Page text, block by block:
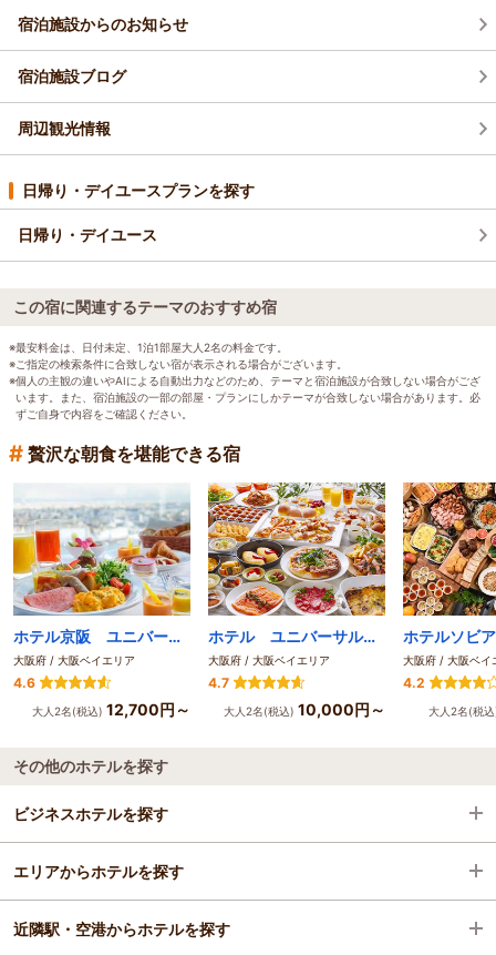
宿泊施設からのお知らせ
宿泊施設ブログ
周辺観光情報
日帰り・デイユースプランを探す
日帰り・デイユース
この宿に関連するテーマのおすすめ宿
※最安料金は、日付未定、1泊1部屋大人2名の料金です。
※ご指定の検索条件に合致しない宿が表示される場合がございます。
※個人の主観の違いやAIによる自動出力などのため、テーマと宿泊施設が合致しない場合がござ
います。また、宿泊施設の一部の部屋・プランにしかテーマが合致しない場合があります。必
ずご自身で内容をご確認ください。
# 贅沢な朝食を堪能できる宿
ホテル京阪 ユニバーサル・タワー
大阪府 / 大阪ベイエリア
4.6
大人2名(税込) 12,700円～
ホテル ユニバーサル ポート ヴィータ
大阪府 / 大阪ベイエリア
4.7
大人2名(税込) 10,000円～
大阪府 / 大阪ベイ
4.2
大人2名(税
その他のホテルを探す
ビジネスホテルを探す
大阪府
大阪ベイエリア
エリアからホテルを探す
大阪府
近隣駅・空港からホテルを探す